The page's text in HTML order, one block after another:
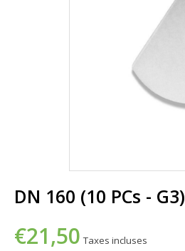
DN 160 (10 PCs - G3)
€21,50 Taxes incluses